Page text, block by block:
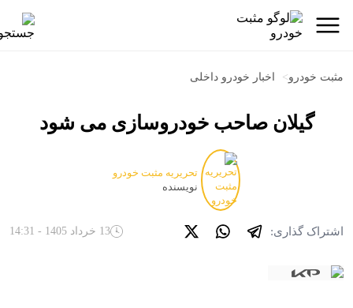
مثبت خودرو> اخبار خودرو داخلی
گیلان صاحب خودروسازی می شود
تحریریه مثبت خودرو
نویسنده
اشتراک گذاری: 13 خرداد 1405 - 14:31